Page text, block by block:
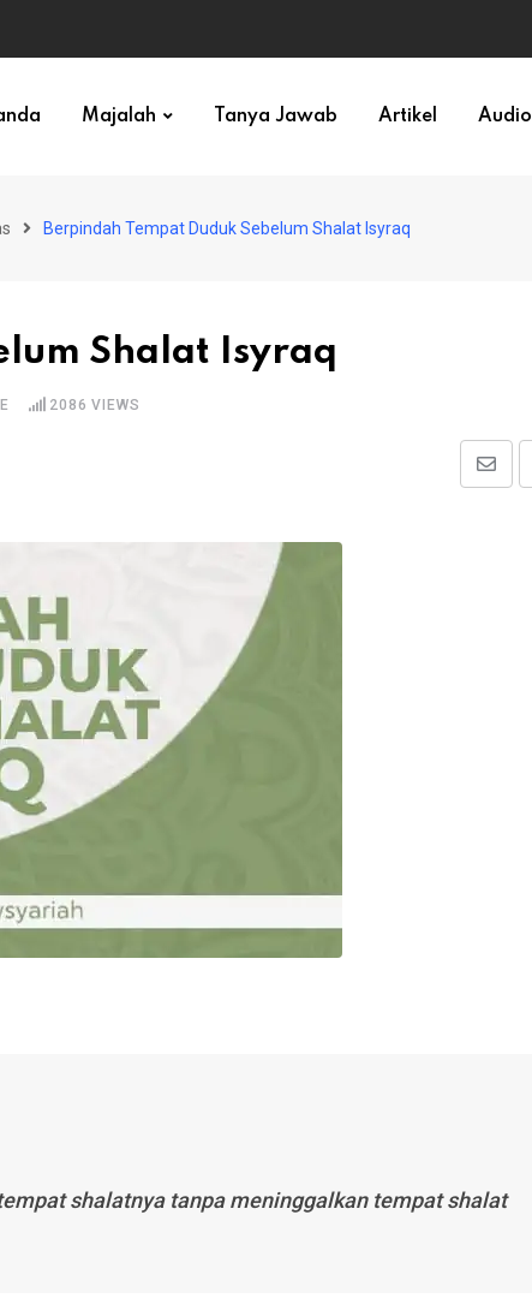
Majalah Tanya Jawab Artikel Audio
Berpindah Tempat Duduk Sebelum Shalat Isyraq
Shalat Isyraq
2086 VIEWS
Share
shalatnya tanpa meninggalkan tempat shalat